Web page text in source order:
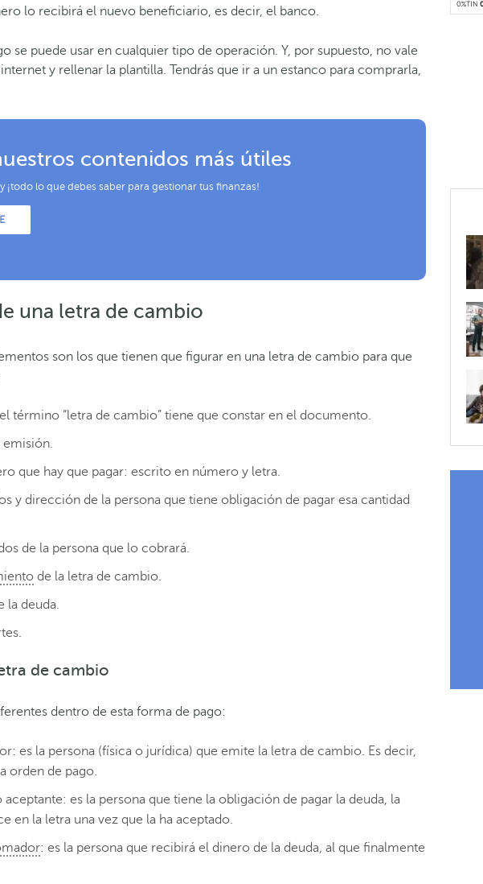
lo recibirá el nuevo beneficiario, es decir, el banco.
se puede usar en cualquier tipo de operación. Y, por supuesto, no vale
y rellenar la plantilla. Tendrás que ir a un estanco para comprarla,
contenidos más útiles
¡todo lo que debes saber para gestionar tus finanzas!
una letra de cambio
son los que tienen que figurar en una letra de cambio para que
término “letra de cambio” tiene que constar en el documento.
emisión.
que hay que pagar: escrito en número y letra.
y dirección de la persona que tiene obligación de pagar esa cantidad
de la persona que lo cobrará.
de la letra de cambio.
la deuda.
de cambio
dentro de esta forma de pago:
es la persona (física o jurídica) que emite la letra de cambio. Es decir,
orden de pago.
es la persona que tiene la obligación de pagar la deuda, la
en la letra una vez que la ha aceptado.
: es la persona que recibirá el dinero de la deuda, al que finalmente